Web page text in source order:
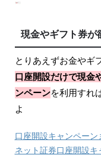
現金やギフト券が
とりあえずお金やギ
口座開設だけで現金
ンペーンを利用すれ
よ
口座開設キャンペーン
ネット証券口座開設キ